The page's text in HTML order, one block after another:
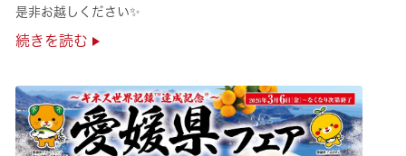
是非お越しください✨
続きを読む